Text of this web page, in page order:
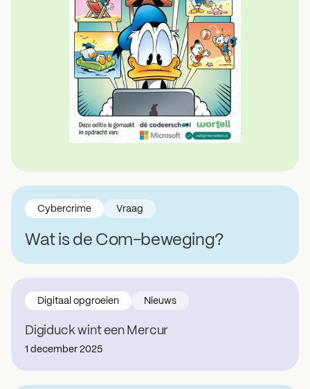
Wat is de Com-beweging?
Cybercrime Vraag
Digiduck wint een Mercur
Digitaal opgroeien Nieuws
1 december 2025